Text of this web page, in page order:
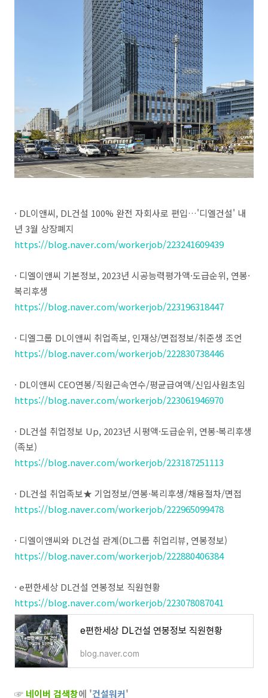
· DL이앤씨, DL건설 100% 완전 자회사로 편입…'디엘건설' 내
년 3월 상장폐지
https://blog.naver.com/workerjob/223241609439
· 디엘이앤씨 기본정보, 2023년 시공능력평가액·도급순위, 연봉·
복리후생
https://blog.naver.com/workerjob/223196318447
​· 디엘그룹 DL이앤씨 취업족보, 인재상/면접정보/취준생 조언
https://blog.naver.com/workerjob/222830738446
· DL이앤씨 CEO연봉/직원근속연수/평균급여액/신입사원초임
https://blog.naver.com/workerjob/223061946970
· DL건설 취업정보 Up, 2023년 시평액·도급순위, 연봉·복리후생
(족보)
https://blog.naver.com/workerjob/223187251113
· DL건설 취업족보★ 기업정보/연봉·복리후생/채용절차/면접
https://blog.naver.com/workerjob/222965099478
· 디엘이앤씨와 DL건설 관계(DL그룹 취업리뷰, 연봉정보)
https://blog.naver.com/workerjob/222880406384
· e편한세상 DL건설 연봉정보 직원현황
https://blog.naver.com/workerjob/223078087041
e편한세상 DL건설 연봉정보 직원현황
blog.naver.com
☞ 네이버 검색창에 '건설워커' ​